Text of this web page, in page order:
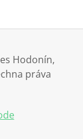
Hodonín,
práva